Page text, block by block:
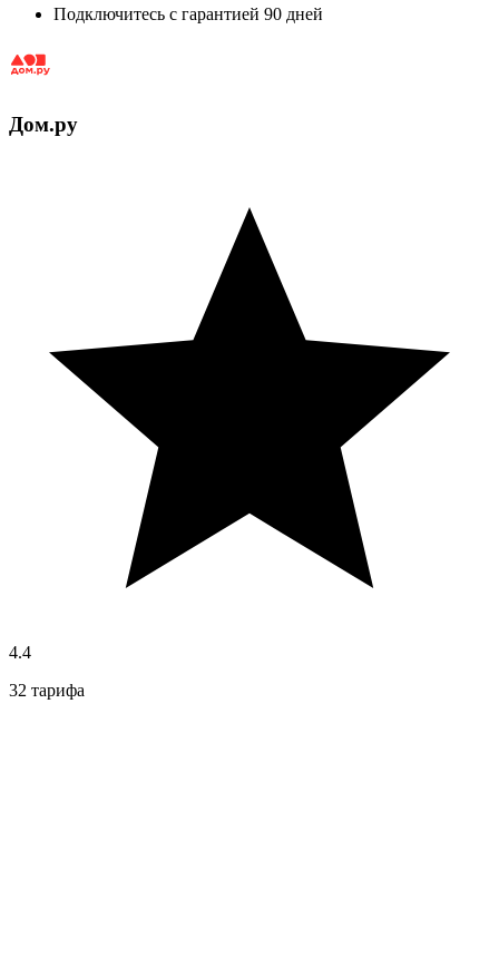
Подключитесь с гарантией 90 дней
Дом.ру
4.4
32 тарифа